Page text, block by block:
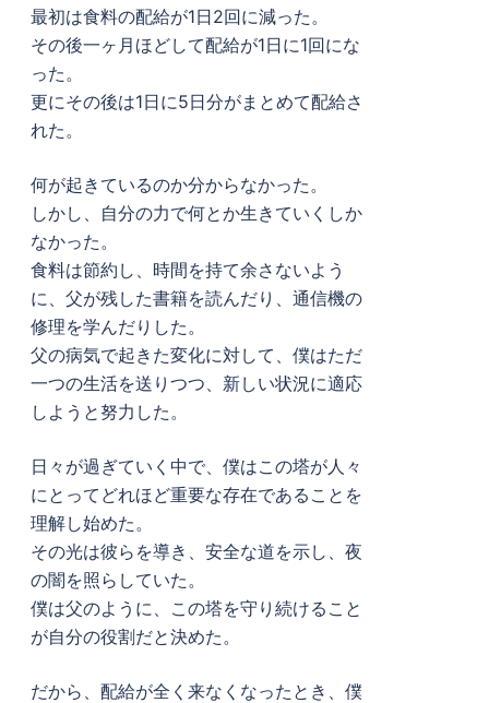
最初は食料の配給が1日2回に減った。
その後一ヶ月ほどして配給が1日に1回にな
った。
更にその後は1日に5日分がまとめて配給さ
れた。
何が起きているのか分からなかった。
しかし、自分の力で何とか生きていくしか
なかった。
食料は節約し、時間を持て余さないよう
に、父が残した書籍を読んだり、通信機の
修理を学んだりした。
父の病気で起きた変化に対して、僕はただ
一つの生活を送りつつ、新しい状況に適応
しようと努力した。
日々が過ぎていく中で、僕はこの塔が人々
にとってどれほど重要な存在であることを
理解し始めた。
その光は彼らを導き、安全な道を示し、夜
の闇を照らしていた。
僕は父のように、この塔を守り続けること
が自分の役割だと決めた。
だから、配給が全く来なくなったとき、僕